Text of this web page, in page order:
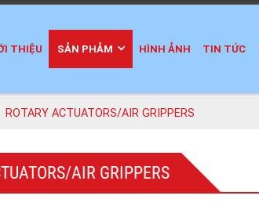
THIỆU SẢN PHẢM HÌNH ẢNH TIN TỨC
ROTARY ACTUATORS/AIR GRIPPERS
AIR GRIPPERS